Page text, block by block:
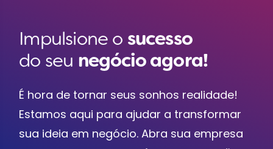
Impulsione o sucesso
do seu negócio agora!
É hora de tornar seus sonhos realidade!
Estamos aqui para ajudar a transformar
sua ideia em negócio. Abra sua empresa